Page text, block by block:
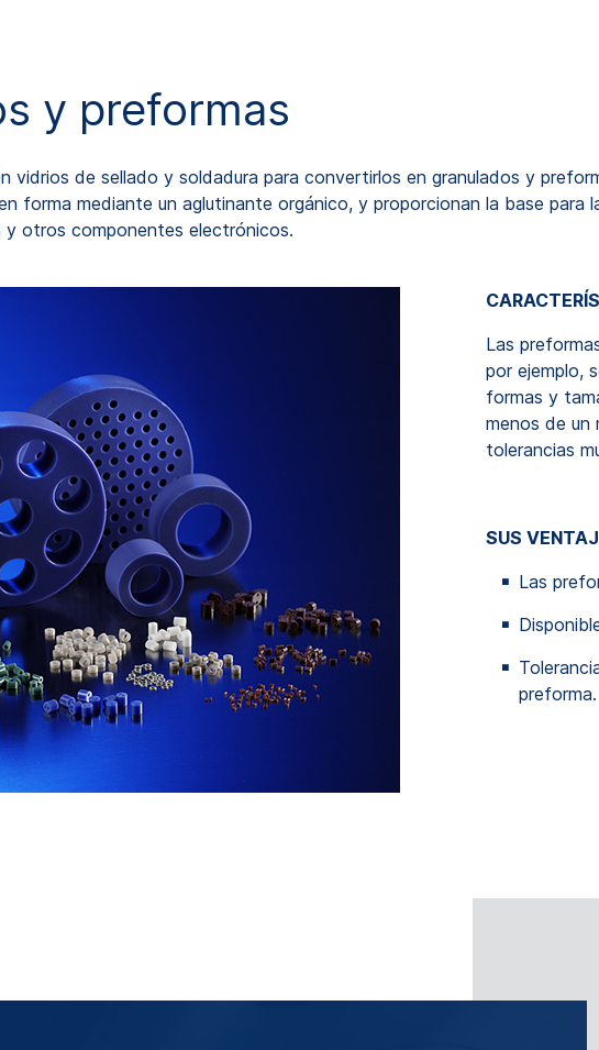
y preformas
vidrios de sellado y soldadura para convertirlos en granulados y
forma mediante un aglutinante orgánico, y proporcionan la base
otros componentes electrónicos.
Las
por ejemplo,
formas y
menos de un
tolerancias
SUS
Las
preforma.